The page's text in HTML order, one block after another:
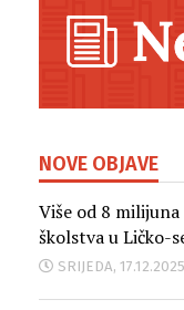
NOVE OBJAVE
Više od 8
školstva u Ličko-
SRIJEDA,